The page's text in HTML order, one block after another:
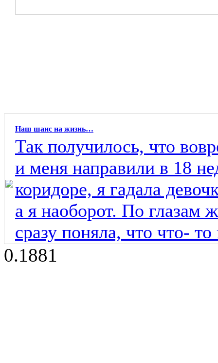
Наш шанс на жизнь…
Так получилось, что
и меня направили в 18
коридоре, я гадала
а я наоборот. По
сразу поняла, что что- то
0.1881